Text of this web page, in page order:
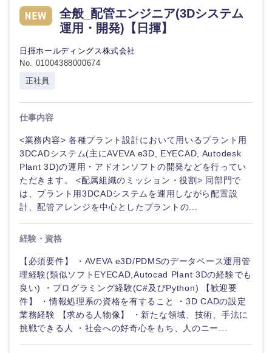
九州・沖縄
福岡県 佐賀県
長崎県 熊本県
大分県
鹿児島県 沖縄県
全般_配管エンジニア(3Dシステム
運用・開発)【日揮】
日揮ホールディングス株式会社
No. 01004388000674
正社員
仕事内容
<業務内容> 各種プラント設計において用いるプラント用
3DCADシステム(主にAVEVA e3D, EYECAD, Autodesk
Plant 3D)の運用・アドオンソフトの開発などを行ってい
ただきます。 <配属組織のミッション・役割> 同部門で
は、プラント用3DCADシステムを運用しながら配置設
計、配管アレンジを中心としたプラントの...
経験・資格
【必須要件】 ・AVEVA e3D/PDMSのデータベース運用管
理経験(類似ソフトEYECAD,Autocad Plant 3Dの経験でも
良い) ・プログラミング経験(C#及びPython) 【歓迎要
件】 ・情報処理系の資格を有すること ・3D CADの設定
業務経験 【求める人物像】 ・新たな領域、技術、手法に
挑戦できる人 ・社会への好奇心をもち、人のニー...